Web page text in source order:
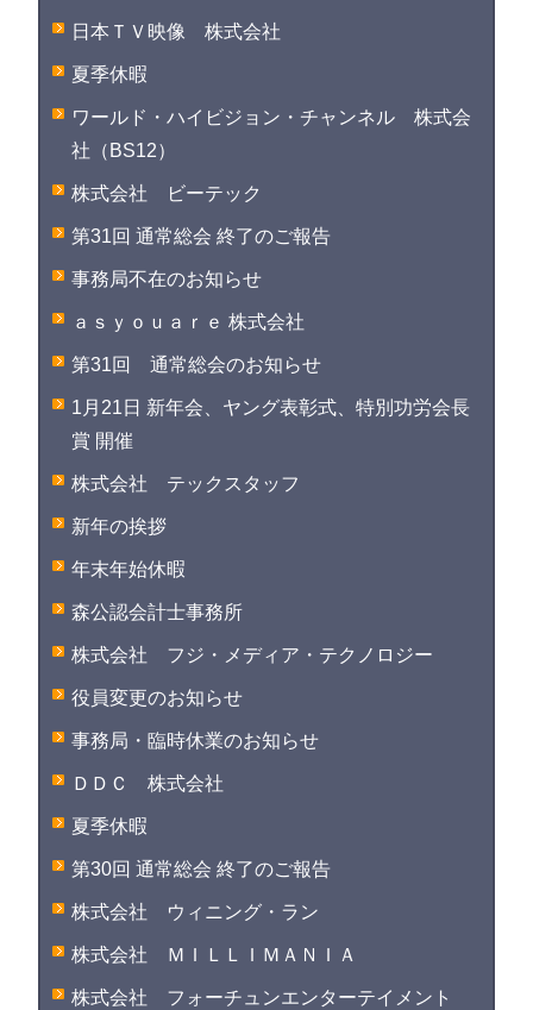
日本ＴＶ映像 株式会社
夏季休暇
ワールド・ハイビジョン・チャンネル 株式会
社（BS12）
株式会社 ビーテック
第31回 通常総会 終了のご報告
事務局不在のお知らせ
ａｓｙｏｕａｒｅ 株式会社
第31回 通常総会のお知らせ
1月21日 新年会、ヤング表彰式、特別功労会長
賞 開催
株式会社 テックスタッフ
新年の挨拶
年末年始休暇
森公認会計士事務所
株式会社 フジ・メディア・テクノロジー
役員変更のお知らせ
事務局・臨時休業のお知らせ
ＤＤＣ 株式会社
夏季休暇
第30回 通常総会 終了のご報告
株式会社 ウィニング・ラン
株式会社 ＭＩＬＬＩＭＡＮＩＡ
株式会社 フォーチュンエンターテイメント